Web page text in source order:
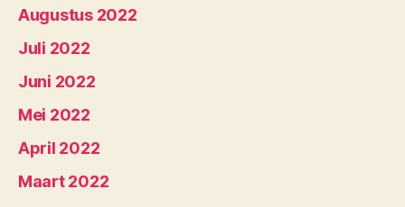
Augustus 2022
Juli 2022
Juni 2022
Mei 2022
April 2022
Maart 2022